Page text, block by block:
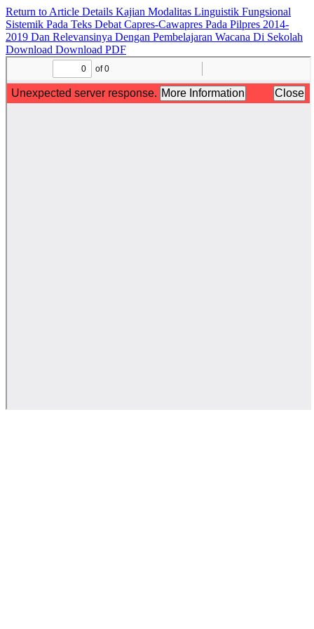
Return to Article Details Kajian Modalitas Linguistik Fungsional
Sistemik Pada Teks Debat Capres-Cawapres Pada Pilpres 2014-
2019 Dan Relevansinya Dengan Pembelajaran Wacana Di Sekolah
Download Download PDF